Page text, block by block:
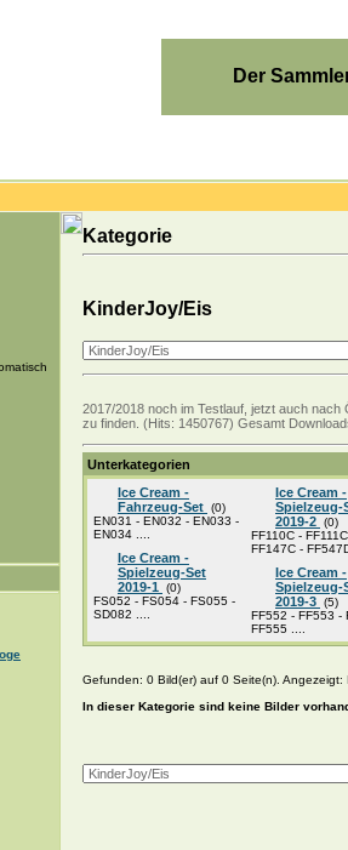
Der
Kategorie
KinderJoy/Eis
2017/2018 noch im Testlauf, jetzt auch
zu finden. (Hits: 1450767) Gesamt
Unterkategorien
Ice Cream -
Fahrzeug-Set (0)
EN031 - EN032 - EN033 -
EN034 ....
Ice Cream -
Spielzeug-Set
2019-1 (0)
FS052 - FS054 - FS055 -
SD082 ....
Ice Cream -
Spielzeug-
2019-2 (0)
FF110C -
FF147C -
Ice Cream -
Spielzeug-
2019-3 (5)
FF552 - FF553 -
FF555 ....
Gefunden: 0 Bild(er) auf 0 Seite(n). Angezeigt:
In dieser Kategorie sind keine Bilder